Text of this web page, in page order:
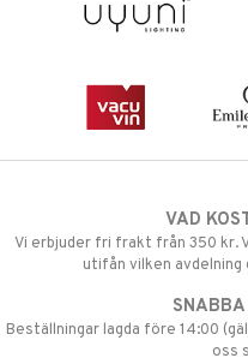
VAD
Vi erbjuder fri frakt från 350 kr.
utifån vilken avdelning
SNABBA
Beställningar lagda före 14:00
oss